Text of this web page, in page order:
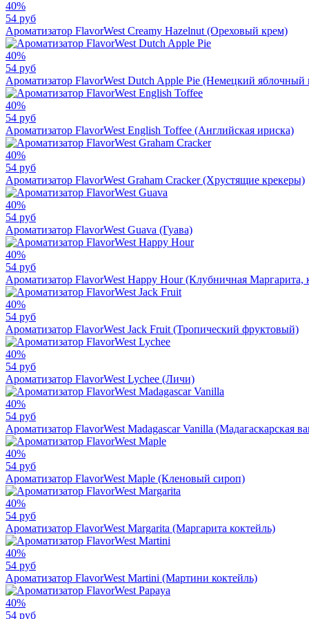
40%
54 руб
Ароматизатор FlavorWest Creamy Hazelnut (Ореховый крем)
40%
54 руб
Ароматизатор FlavorWest Dutch Apple Pie (Немецкий яблочный
40%
54 руб
Ароматизатор FlavorWest English Toffee (Английская ириска)
40%
54 руб
Ароматизатор FlavorWest Graham Cracker (Хрустящие крекеры)
40%
54 руб
Ароматизатор FlavorWest Guava (Гуава)
40%
54 руб
Ароматизатор FlavorWest Happy Hour (Клубничная Маргарита,
40%
54 руб
Ароматизатор FlavorWest Jack Fruit (Тропический фруктовый)
40%
54 руб
Ароматизатор FlavorWest Lychee (Личи)
40%
54 руб
Ароматизатор FlavorWest Madagascar Vanilla (Мадагаскарская
40%
54 руб
Ароматизатор FlavorWest Maple (Кленовый сироп)
40%
54 руб
Ароматизатор FlavorWest Margarita (Маргарита коктейль)
40%
54 руб
Ароматизатор FlavorWest Martini (Мартини коктейль)
40%
54 руб